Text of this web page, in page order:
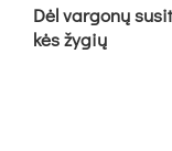
Dėl var­go­nų
kės žy­gių